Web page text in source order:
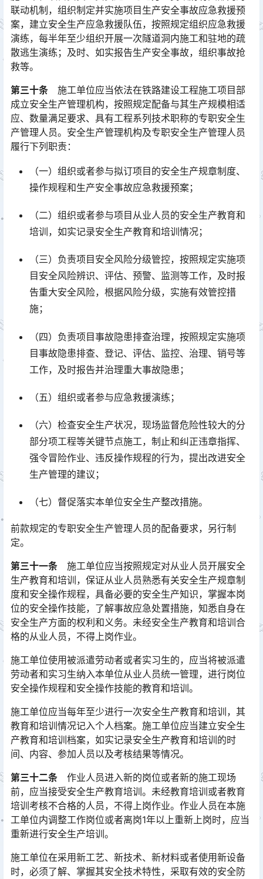
联动机制，组织制定并实施项目生产安全事故应急救援预
案，建立安全生产应急救援队伍，按照规定组织应急救援
演练，每半年至少组织开展一次隧道洞内施工和驻地的疏
散逃生演练；及时、如实报告生产安全事故，组织事故抢
救等。󠅅󠅃󠄵󠅂󠄪󠇖󠆨󠆨󠇕󠆞󠆒󠅬󠇘󠆭󠆘󠇙󠆝󠅵󠇗󠆭󠆁󠄐󠇗󠅹󠅸󠇖󠆍󠅳󠇖󠅹󠅰󠇖󠆌󠅹
第三十条 施工单位应当依法在铁路建设工程施工项目部
成立安全生产管理机构，按照规定配备与其生产规模相适
应、数量满足要求、具有工程系列技术职称的专职安全生
产管理人员。安全生产管理机构及专职安全生产管理人员
履行下列职责：󠅅󠅃󠄵󠅂󠄪󠇖󠆨󠆨󠇕󠆞󠆒󠅬󠇘󠆭󠆘󠇙󠆝󠅵󠇗󠆭󠆁󠄐󠇗󠅹󠅸󠇖󠆍󠅳󠇖󠅹󠅰󠇖󠆌󠅹
（一）组织或者参与拟订项目的安全生产规章制度、
操作规程和生产安全事故应急救援预案；
（二）组织或者参与项目从业人员的安全生产教育和
培训，如实记录安全生产教育和培训情况；
（三）负责项目安全风险分级管控，按照规定实施项
目安全风险辨识、评估、预警、监测等工作，及时报
告重大安全风险，根据风险分级，实施有效管控措
施；
（四）负责项目事故隐患排查治理，按照规定实施项
目事故隐患排查、登记、评估、监控、治理、销号等
工作，及时报告并治理重大事故隐患；
（五）组织或者参与应急救援演练；
（六）检查安全生产状况，现场监督危险性较大的分
部分项工程等关键节点施工，制止和纠正违章指挥、
强令冒险作业、违反操作规程的行为，提出改进安全
生产管理的建议；
（七）督促落实本单位安全生产整改措施。
前款规定的专职安全生产管理人员的配备要求，另行制
定。
第三十一条 施工单位应当按照规定对从业人员开展安全
生产教育和培训，保证从业人员熟悉有关安全生产规章制
度和安全操作规程，具备必要的安全生产知识，掌握本岗
位的安全操作技能，了解事故应急处置措施，知悉自身在
安全生产方面的权利和义务。未经安全生产教育和培训合
格的从业人员，不得上岗作业。󠅅󠅃󠄵󠅂󠄪󠇖󠆨󠆨󠇕󠆞󠆒󠅬󠇘󠆭󠆘󠇙󠆝󠅵󠇗󠆭󠆁󠄐󠇗󠅹󠅸󠇖󠆍󠅳󠇖󠅹󠅰󠇖󠆌󠅹
施工单位使用被派遣劳动者或者实习生的，应当将被派遣
劳动者和实习生纳入本单位从业人员统一管理，进行岗位
安全操作规程和安全操作技能的教育和培训。
施工单位应当每年至少进行一次安全生产教育和培训，其
教育和培训情况记入个人档案。施工单位应当建立安全生
产教育和培训档案，如实记录安全生产教育和培训的时
间、内容、参加人员以及考核结果等情况。󠅅󠅃󠄵󠅂󠄪󠇖󠆨󠆨󠇕󠆞󠆒󠅬󠇘󠆭󠆘󠇙󠆝󠅵󠇗󠆭󠆁󠄐󠇗󠅹󠅸󠇖󠆍󠅳󠇖󠅹󠅰󠇖󠆌󠅹
第三十二条 作业人员进入新的岗位或者新的施工现场
前，应当接受安全生产教育培训。未经教育培训或者教育
培训考核不合格的人员，不得上岗作业。作业人员在本施
工单位内调整工作岗位或者离岗1年以上重新上岗时，应当
重新进行安全生产培训。󠅅󠅃󠄵󠅂󠄪󠇖󠆨󠆨󠇕󠆞󠆒󠅬󠇘󠆭󠆘󠇙󠆝󠅵󠇗󠆭󠆁󠄐󠇗󠅹󠅸󠇖󠆍󠅳󠇖󠅹󠅰󠇖󠆌󠅹
施工单位在采用新工艺、新技术、新材料或者使用新设备
时，必须了解、掌握其安全技术特性，采取有效的安全防